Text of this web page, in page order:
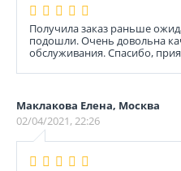
Получила заказ раньше
подошли. Очень довольна
обслуживания. Спасибо,
Маклакова Елена, Москва
02/04/2021, 22:26